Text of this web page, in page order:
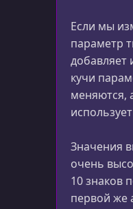
Если мы
параметр
добавляет
кучи
меняются,
Значения
очень
10 знаков
первой же